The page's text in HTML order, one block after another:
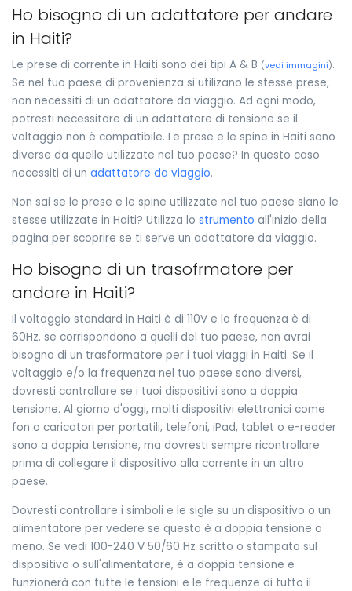
Ho bisogno di un adattatore per andare
in Haiti?
Le prese di corrente in Haiti sono dei tipi A & B (vedi immagini).
Se nel tuo paese di provenienza si utilizano le stesse prese,
non necessiti di un adattatore da viaggio. Ad ogni modo,
potresti necessitare di un adattatore di tensione se il
voltaggio non è compatibile. Le prese e le spine in Haiti sono
diverse da quelle utilizzate nel tuo paese? In questo caso
necessiti di un adattatore da viaggio.
Non sai se le prese e le spine utilizzate nel tuo paese siano le
stesse utilizzate in Haiti? Utilizza lo strumento all'inizio della
pagina per scoprire se ti serve un adattatore da viaggio.
Ho bisogno di un trasofrmatore per
andare in Haiti?
Il voltaggio standard in Haiti è di 110V e la frequenza è di
60Hz. se corrispondono a quelli del tuo paese, non avrai
bisogno di un trasformatore per i tuoi viaggi in Haiti. Se il
voltaggio e/o la frequenza nel tuo paese sono diversi,
dovresti controllare se i tuoi dispositivi sono a doppia
tensione. Al giorno d'oggi, molti dispositivi elettronici come
fon o caricatori per portatili, telefoni, iPad, tablet o e-reader
sono a doppia tensione, ma dovresti sempre ricontrollare
prima di collegare il dispositivo alla corrente in un altro
paese.
Dovresti controllare i simboli e le sigle su un dispositivo o un
alimentatore per vedere se questo è a doppia tensione o
meno. Se vedi 100-240 V 50/60 Hz scritto o stampato sul
dispositivo o sull'alimentatore, è a doppia tensione e
funzionerà con tutte le tensioni e le frequenze di tutto il